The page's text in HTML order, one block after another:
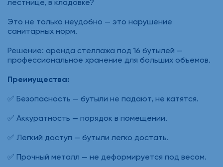
лестнице, в кладовке?
Это не только неудобно — это нарушение
санитарных норм.
Решение: аренда стеллажа под 16 бутылей —
профессиональное хранение для больших объемов.
Преимущества:
✅ Безопасность — бутыли не падают, не катятся.
✅ Аккуратность — порядок в помещении.
✅ Легкий доступ — бутыли легко достать.
✅ Прочный металл — не деформируется под весом.